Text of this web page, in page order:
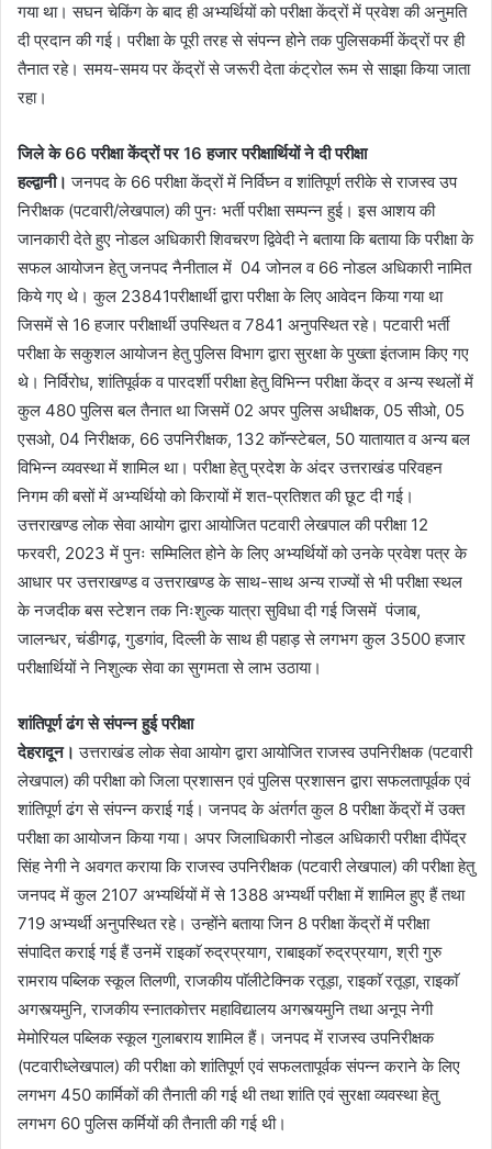
गया था। सघन चेकिंग के बाद ही अभ्यर्थियों को परीक्षा केंद्रों में प्रवेश की अनुमति
दी प्रदान की गई। परीक्षा के पूरी तरह से संपन्न होने तक पुलिसकर्मी केंद्रों पर ही
तैनात रहे। समय-समय पर केंद्रों से जरूरी देता कंट्रोल रूम से साझा किया जाता
रहा।
जिले के 66 परीक्षा केंद्रों पर 16 हजार परीक्षार्थियों ने दी परीक्षा
हल्द्वानी। जनपद के 66 परीक्षा केंद्रों में निर्विघ्न व शांतिपूर्ण तरीके से राजस्व उप
निरीक्षक (पटवारी/लेखपाल) की पुनः भर्ती परीक्षा सम्पन्न हुई। इस आशय की
जानकारी देते हुए नोडल अधिकारी शिवचरण द्विवेदी ने बताया कि बताया कि परीक्षा के
सफल आयोजन हेतु जनपद नैनीताल में 04 जोनल व 66 नोडल अधिकारी नामित
किये गए थे। कुल 23841परीक्षार्थी द्वारा परीक्षा के लिए आवेदन किया गया था
जिसमें से 16 हजार परीक्षार्थी उपस्थित व 7841 अनुपस्थित रहे। पटवारी भर्ती
परीक्षा के सकुशल आयोजन हेतु पुलिस विभाग द्वारा सुरक्षा के पुख्ता इंतजाम किए गए
थे। निर्विरोध, शांतिपूर्वक व पारदर्शी परीक्षा हेतु विभिन्न परीक्षा केंद्र व अन्य स्थलों में
कुल 480 पुलिस बल तैनात था जिसमें 02 अपर पुलिस अधीक्षक, 05 सीओ, 05
एसओ, 04 निरीक्षक, 66 उपनिरीक्षक, 132 कॉन्स्टेबल, 50 यातायात व अन्य बल
विभिन्न व्यवस्था में शामिल था। परीक्षा हेतु प्रदेश के अंदर उत्तराखंड परिवहन
निगम की बसों में अभ्यर्थियो को किरायों में शत-प्रतिशत की छूट दी गई।
उत्तराखण्ड लोक सेवा आयोग द्वारा आयोजित पटवारी लेखपाल की परीक्षा 12
फरवरी, 2023 में पुनः सम्मिलित होने के लिए अभ्यर्थियों को उनके प्रवेश पत्र के
आधार पर उत्तराखण्ड व उत्तराखण्ड के साथ-साथ अन्य राज्यों से भी परीक्षा स्थल
के नजदीक बस स्टेशन तक निःशुल्क यात्रा सुविधा दी गई जिसमें पंजाब,
जालन्धर, चंडीगढ़, गुडगांव, दिल्ली के साथ ही पहाड़ से लगभग कुल 3500 हजार
परीक्षार्थियों ने निशुल्क सेवा का सुगमता से लाभ उठाया।
शांतिपूर्ण ढंग से संपन्न हुई परीक्षा
देहरादून। उत्तराखंड लोक सेवा आयोग द्वारा आयोजित राजस्व उपनिरीक्षक (पटवारी
लेखपाल) की परीक्षा को जिला प्रशासन एवं पुलिस प्रशासन द्वारा सफलतापूर्वक एवं
शांतिपूर्ण ढंग से संपन्न कराई गई। जनपद के अंतर्गत कुल 8 परीक्षा केंद्रों में उक्त
परीक्षा का आयोजन किया गया। अपर जिलाधिकारी नोडल अधिकारी परीक्षा दीपेंद्र
सिंह नेगी ने अवगत कराया कि राजस्व उपनिरीक्षक (पटवारी लेखपाल) की परीक्षा हेतु
जनपद में कुल 2107 अभ्यर्थियों में से 1388 अभ्यर्थी परीक्षा में शामिल हुए हैं तथा
719 अभ्यर्थी अनुपस्थित रहे। उन्होंने बताया जिन 8 परीक्षा केंद्रों में परीक्षा
संपादित कराई गई हैं उनमें राइकाॅ रुद्रप्रयाग, राबाइकाॅ रुद्रप्रयाग, श्री गुरु
रामराय पब्लिक स्कूल तिलणी, राजकीय पाॅलीटेक्निक रतूड़ा, राइकाॅ रतूड़ा, राइकाॅ
अगस्त्यमुनि, राजकीय स्नातकोत्तर महाविद्यालय अगस्त्यमुनि तथा अनूप नेगी
मेमोरियल पब्लिक स्कूल गुलाबराय शामिल हैं। जनपद में राजस्व उपनिरीक्षक
(पटवारीध्लेखपाल) की परीक्षा को शांतिपूर्ण एवं सफलतापूर्वक संपन्न कराने के लिए
लगभग 450 कार्मिकों की तैनाती की गई थी तथा शांति एवं सुरक्षा व्यवस्था हेतु
लगभग 60 पुलिस कर्मियों की तैनाती की गई थी।